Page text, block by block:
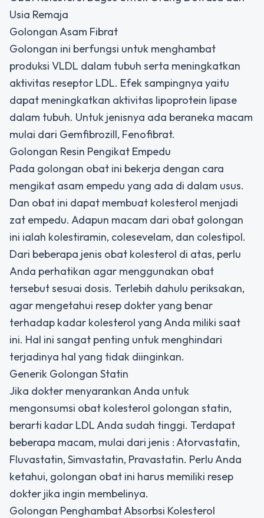
Usia Remaja
Golongan Asam Fibrat
Golongan ini berfungsi untuk menghambat
produksi VLDL dalam tubuh serta meningkatkan
aktivitas reseptor LDL. Efek sampingnya yaitu
dapat meningkatkan aktivitas lipoprotein lipase
dalam tubuh. Untuk jenisnya ada beraneka macam
mulai dari Gemfibrozill, Fenofibrat.
Golongan Resin Pengikat Empedu
Pada golongan obat ini bekerja dengan cara
mengikat asam empedu yang ada di dalam usus.
Dan obat ini dapat membuat kolesterol menjadi
zat empedu. Adapun macam dari obat golongan
ini ialah kolestiramin, colesevelam, dan colestipol.
Dari beberapa jenis obat kolesterol di atas, perlu
Anda perhatikan agar menggunakan obat
tersebut sesuai dosis. Terlebih dahulu periksakan,
agar mengetahui resep dokter yang benar
terhadap kadar kolesterol yang Anda miliki saat
ini. Hal ini sangat penting untuk menghindari
terjadinya hal yang tidak diinginkan.
Generik Golongan Statin
Jika dokter menyarankan Anda untuk
mengonsumsi obat kolesterol golongan statin,
berarti kadar LDL Anda sudah tinggi. Terdapat
beberapa macam, mulai dari jenis : Atorvastatin,
Fluvastatin, Simvastatin, Pravastatin. Perlu Anda
ketahui, golongan obat ini harus memiliki resep
dokter jika ingin membelinya.
Golongan Penghambat Absorbsi Kolesterol